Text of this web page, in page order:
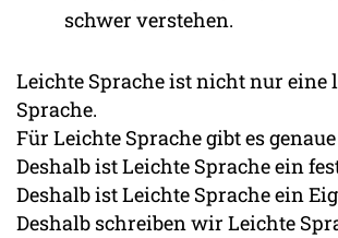
schwer verstehen.
Leichte Sprache ist nicht nur eine
Sprache.
Für Leichte Sprache gibt es
Deshalb ist Leichte Sprache ein
Deshalb ist Leichte Sprache ein
Deshalb schreiben wir Leichte